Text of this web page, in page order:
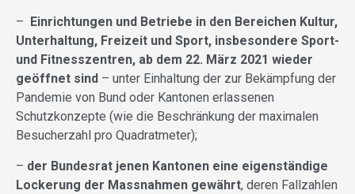
–
Einrich­tungen und Betriebe in den Bereichen Kultur,
Unterhal­tung, Freizeit und Sport, insbe­sondere Sport-
und Fitness­zentren, ab dem 22. März 2021 wieder
geöffnet sind – unter Einhaltung der zur Be­kämpfung der
Pandemie von Bund oder Kantonen erlassenen
Schutzkonzepte (wie die Beschränkung der maximalen
Besucherzahl pro Quadratmeter);
– der Bundesrat jenen Kantonen eine eigenständige
Lockerung der Massnahmen gewährt, deren Fallzahlen